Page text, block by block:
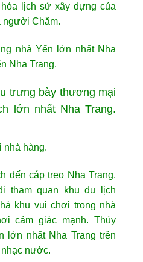
lịch sử xây dựng của
người Chăm.
nhà Yến lớn nhất Nha
Nha Trang.
trưng bày thương mại
lớn nhất Nha Trang.
nhà hàng.
đến cáp treo Nha Trang.
tham quan khu du lịch
khu vui chơi trong nhà
cảm giác mạnh. Thủy
lớn nhất Nha Trang trên
nước.